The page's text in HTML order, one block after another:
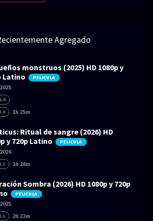
Agregado
monstruos (2025) HD 1080p y
Latino
PELICULA
2025
1h 25m
Ritual de sangre (2026) HD
y 720p Latino
PELICULA
2026
1h 28m
Sombra (2026) HD 1080p y 720p
PELICULA
2025
2h 22m